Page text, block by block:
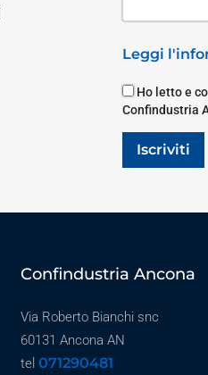
Leggi
Ho letto e
Confindustria
Iscriviti
Confindustria Ancona
Via Roberto Bianchi snc
60131 Ancona AN
tel 071290481